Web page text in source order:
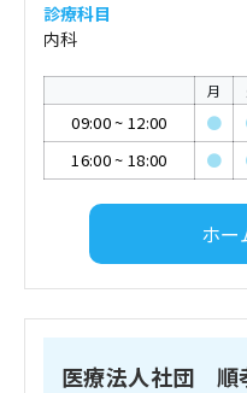
診療科目
内科
月
09:00~ 12:00 ●
16:00~ 18:00 ●
ホー
医療法人社団